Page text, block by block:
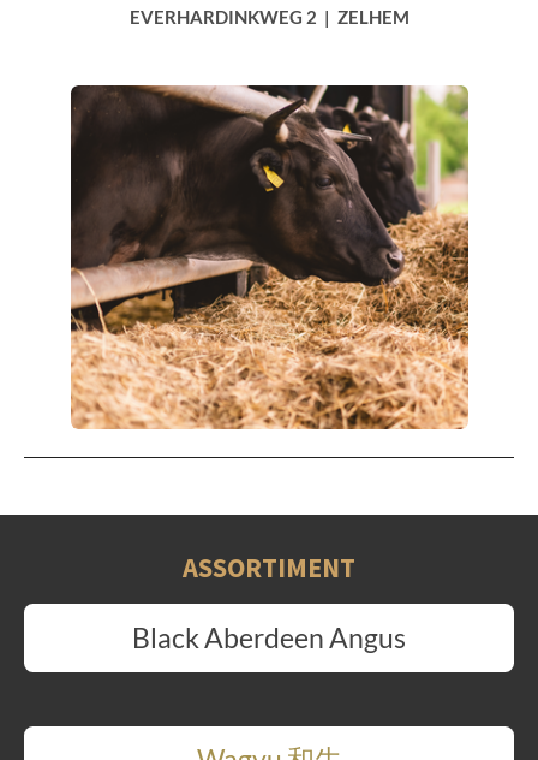
EVERHARDINKWEG 2 | ZELHEM
ASSORTIMENT
Black Aberdeen Angus